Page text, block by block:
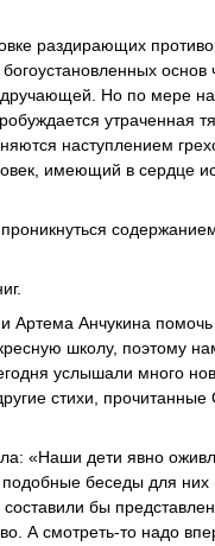
раздирающих
основ
Но по мере
утраченная
наступлением
имеющий в сердце
Артема Анчукина
школу, поэтому
услышали много
стихи, прочитанные
«Наши дети явно
беседы для них
бы
А смотреть-то надо